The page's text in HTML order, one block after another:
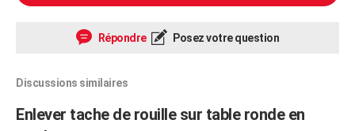
Répondre Posez votre question
Discussions similaires
Enlever tache de rouille sur table ronde en